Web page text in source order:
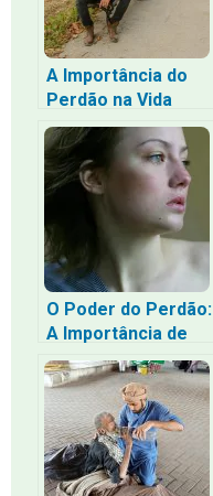
A Importância do
Perdão na Vida
Segundo a Bíblia
O Poder do Perdão:
A Importância de
Perdoar 70 Vezes 7